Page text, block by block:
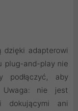
dzięki adapterowi
plug-and-play nie
podłączyć, aby
Uwaga: nie jest
dokującymi ani